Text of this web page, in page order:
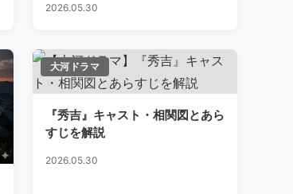
2026.05.30
大河ドラマ
『秀吉』キャスト・相関図とあら
すじを解説
2026.05.30